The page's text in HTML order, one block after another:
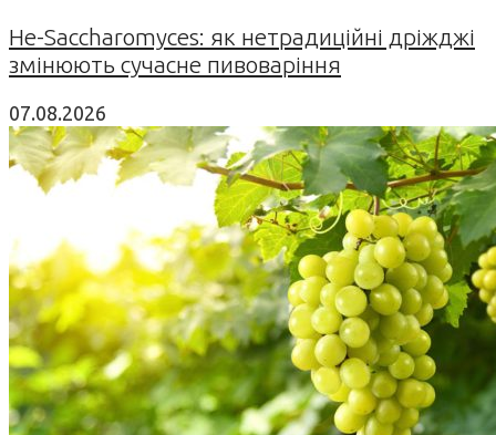
Не-Saccharomyces: як нетрадиційні дріжджі
змінюють сучасне пивоваріння
07.08.2026